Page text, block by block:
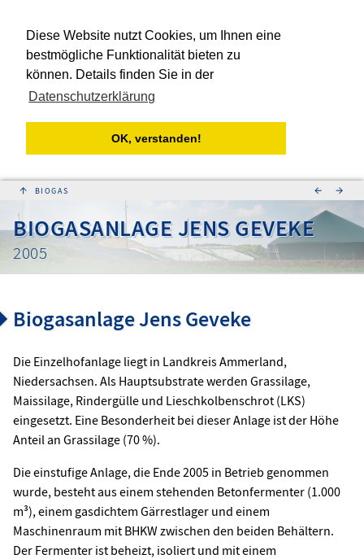
Diese Website nutzt Cookies, um Ihnen eine
bestmögliche Funktionalität bieten zu
können. Details finden Sie in der
Datenschutzerklärung
OK, verstanden!
↑ ← →
BIOGASANLAGE JENS GEVEKE
2005
Biogasanlage Jens Geveke
Die Einzelhofanlage liegt in Landkreis Ammerland,
Niedersachsen. Als Hauptsubstrate werden Grassilage,
Maissilage, Rindergülle und Lieschkolbenschrot (LKS)
eingesetzt. Eine Besonderheit bei dieser Anlage ist der Höhe
Anteil an Grassilage (70 %).
Die einstufige Anlage, die Ende 2005 in Betrieb genommen
wurde, besteht aus einem stehenden Betonfermenter (1.000
m³), einem gasdichtem Gärrestlager und einem
Maschinenraum mit BHKW zwischen den beiden Behältern.
Der Fermenter ist beheizt, isoliert und mit einem